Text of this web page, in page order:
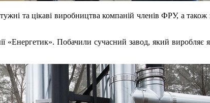
та цікаві виробництва компаній членів ФРУ, а
Побачили сучасний завод, який виробляє